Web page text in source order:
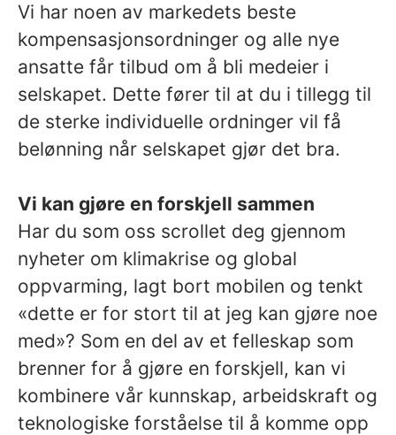
Vi har noen av markedets beste
kompensasjonsordninger og alle nye
ansatte får tilbud om å bli medeier i
selskapet. Dette fører til at du i tillegg til
de sterke individuelle ordninger vil få
belønning når selskapet gjør det bra.
Vi kan gjøre en forskjell sammen
Har du som oss scrollet deg gjennom
nyheter om klimakrise og global
oppvarming, lagt bort mobilen og tenkt
«dette er for stort til at jeg kan gjøre noe
med»? Som en del av et felleskap som
brenner for å gjøre en forskjell, kan vi
kombinere vår kunnskap, arbeidskraft og
teknologiske forståelse til å komme opp